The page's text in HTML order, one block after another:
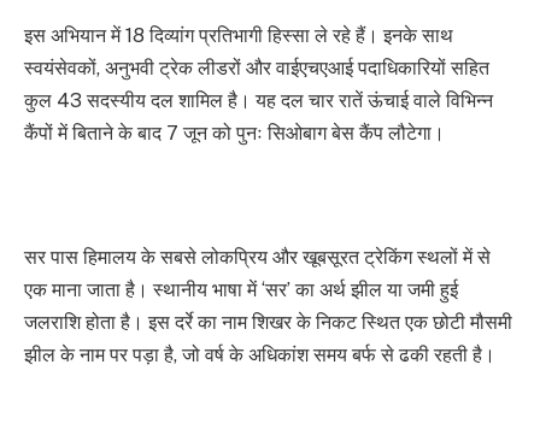
इस अभियान में 18 दिव्यांग प्रतिभागी हिस्सा ले रहे हैं। इनके साथ
स्वयंसेवकों, अनुभवी ट्रेक लीडरों और वाईएचएआई पदाधिकारियों सहित
कुल 43 सदस्यीय दल शामिल है। यह दल चार रातें ऊंचाई वाले विभिन्न
कैंपों में बिताने के बाद 7 जून को पुनः सिओबाग बेस कैंप लौटेगा।
सर पास हिमालय के सबसे लोकप्रिय और खूबसूरत ट्रेकिंग स्थलों में से
एक माना जाता है। स्थानीय भाषा में ‘सर’ का अर्थ झील या जमी हुई
जलराशि होता है। इस दर्रे का नाम शिखर के निकट स्थित एक छोटी मौसमी
झील के नाम पर पड़ा है, जो वर्ष के अधिकांश समय बर्फ से ढकी रहती है।